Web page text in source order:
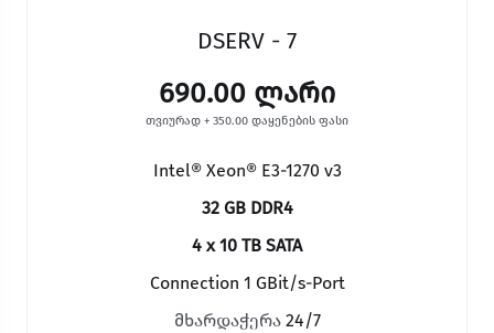
DSERV - 7
690.00 ლარი
თვიურად + 350.00 დაყენების ფასი
Intel® Xeon® E3-1270 v3
32 GB DDR4
4 x 10 TB SATA
Connection 1 GBit/s-Port
მხარდაჭერა 24/7